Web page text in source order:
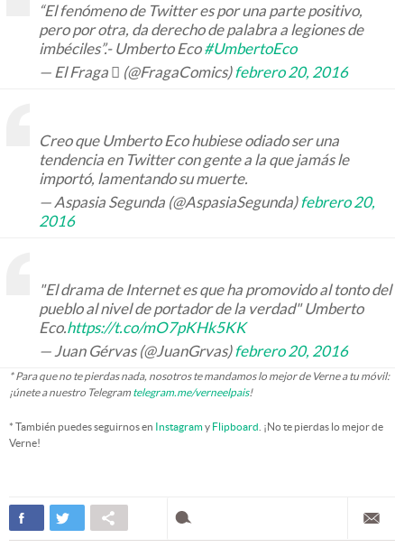
“El fenómeno de Twitter es por una parte positivo,
pero por otra, da derecho de palabra a legiones de
imbéciles”.- Umberto Eco#UmbertoEco
— El Fraga  (@FragaComics) febrero 20, 2016
Creo que Umberto Eco hubiese odiado ser una
tendencia en Twitter con gente a la que jamás le
importó, lamentando su muerte.
— Aspasia Segunda (@AspasiaSegunda) febrero 20,
2016
"El drama de Internet es que ha promovido al tonto del
pueblo al nivel de portador de la verdad" Umberto
Eco. https://t.co/mO7pKHk5KK
— Juan Gérvas (@JuanGrvas) febrero 20, 2016
* Para que no te pierdas nada, nosotros te mandamos lo mejor de Verne a tu móvil:
¡únete a nuestro Telegram telegram.me/verneelpais!
* También puedes seguirnos en Instagramy Flipboard . ¡No te pierdas lo mejor de
Verne!